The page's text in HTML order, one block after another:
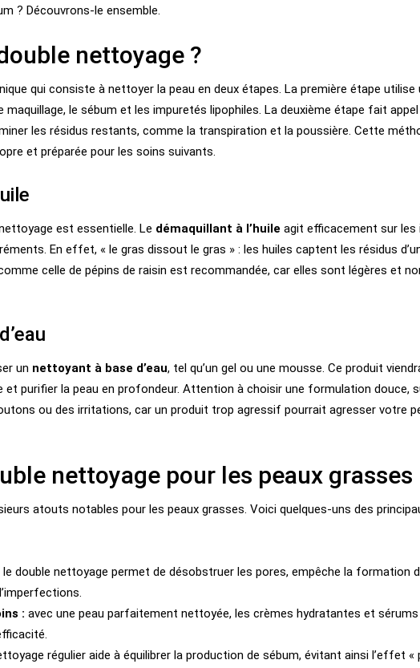
? Découvrons-le ensemble.
nettoyage ?
qui consiste à nettoyer la peau en deux étapes. La première étape utilise
maquillage, le sébum et les impuretés lipophiles. La deuxième étape fait appel
les résidus restants, comme la transpiration et la poussière. Cette
et préparée pour les soins suivants.
est essentielle. Le démaquillant à l’huile agit efficacement sur les
En effet, « le gras dissout le gras » : les huiles captent les résidus
celle de pépins de raisin est recommandée, car elles sont légères et
un nettoyant à base d’eau, tel qu’un gel ou une mousse. Ce produit
et purifier la peau en profondeur. Attention à choisir une formulation douce,
ou des irritations, car un produit trop agressif pourrait agresser votre
nettoyage pour les peaux grasses
atouts notables pour les peaux grasses. Voici quelques-uns des
le double nettoyage permet de désobstruer les pores, empêche la formation
: avec une peau parfaitement nettoyée, les crèmes hydratantes et
régulier aide à équilibrer la production de sébum, évitant ainsi l’effet «